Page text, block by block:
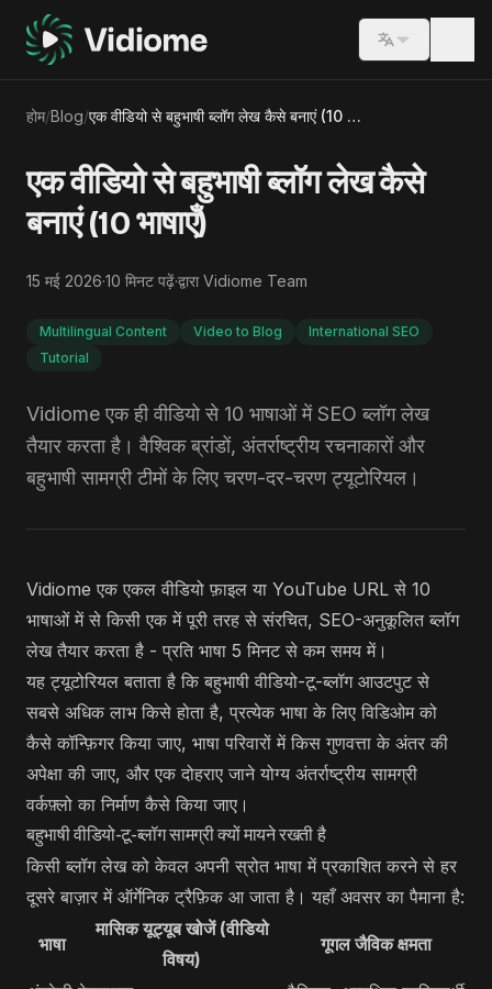
Switch
होम/Blog/ एक वीडियो से बहुभाषी ब्लॉग लेख कैसे बनाएं (10 भाषाएँ)
एक वीडियो से बहुभाषी ब्लॉग लेख कैसे
बनाएं (10 भाषाएँ)
15 मई 2026·10 मिनट पढ़ें·द्वारा Vidiome Team
Multilingual Content Video to Blog
International SEO
Tutorial
Vidiome एक ही वीडियो से 10 भाषाओं में SEO ब्लॉग लेख
तैयार करता है। वैश्विक ब्रांडों, अंतर्राष्ट्रीय रचनाकारों और
बहुभाषी सामग्री टीमों के लिए चरण-दर-चरण ट्यूटोरियल।
Vidiome एक एकल वीडियो फ़ाइल या YouTube URL से 10
भाषाओं में से किसी एक में पूरी तरह से संरचित, SEO-अनुकूलित ब्लॉग
लेख तैयार करता है - प्रति भाषा 5 मिनट से कम समय में।
यह ट्यूटोरियल बताता है कि बहुभाषी वीडियो-टू-ब्लॉग आउटपुट से
सबसे अधिक लाभ किसे होता है, प्रत्येक भाषा के लिए विडिओम को
कैसे कॉन्फ़िगर किया जाए, भाषा परिवारों में किस गुणवत्ता के अंतर की
अपेक्षा की जाए, और एक दोहराए जाने योग्य अंतर्राष्ट्रीय सामग्री
वर्कफ़्लो का निर्माण कैसे किया जाए।
बहुभाषी वीडियो-टू-ब्लॉग सामग्री क्यों मायने रखती है
किसी ब्लॉग लेख को केवल अपनी स्रोत भाषा में प्रकाशित करने से हर
दूसरे बाज़ार में ऑर्गेनिक ट्रैफ़िक आ जाता है। यहाँ अवसर का पैमाना है:
भाषा
मासिक यूट्यूब खोजें (वीडियो
विषय)
गूगल जैविक क्षमता